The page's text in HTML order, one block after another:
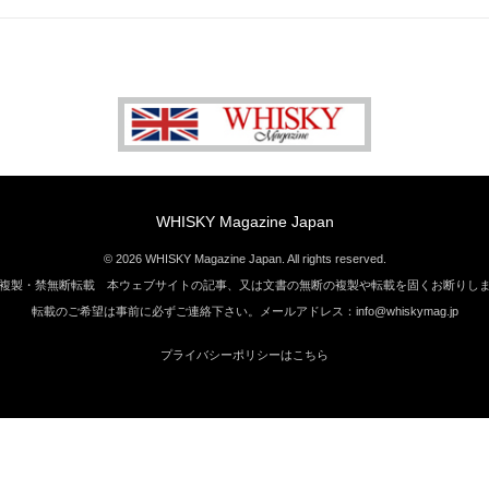
WHISKY Magazine Japan
© 2026 WHISKY Magazine Japan. All rights reserved.
製・禁無断転載 本ウェブサイトの記事、又は文書の無断の複製や転載を固くお断りし
転載のご希望は事前に必ずご連絡下さい。メールアドレス：info@whiskymag.jp
プライバシーポリシーはこちら